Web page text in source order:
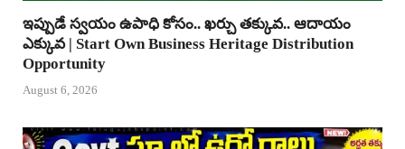
ఇప్పుడే స్వయం ఉపాధి కోసం.. ఖర్చు తక్కువ.. ఆదాయం
ఎక్కువ | Start Own Business Heritage Distribution
Opportunity
August 6, 2026